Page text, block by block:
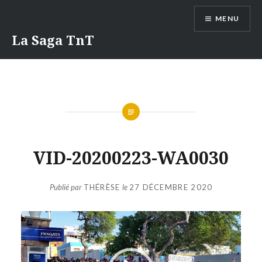
contenuLa Saga TnT
MENU
VID-20200223-WA0030
Publié par THÉRÈSE le 27 DÉCEMBRE 2020
Lecteur
vidéo